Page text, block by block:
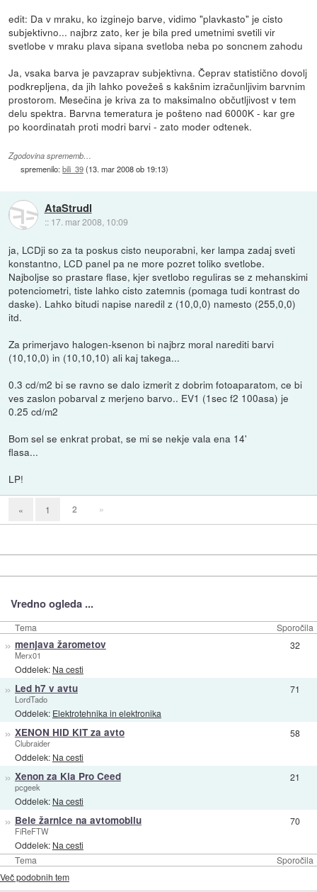
edit: Da v mraku, ko izginejo barve, vidimo "plavkasto" je cisto
subjektivno... najbrz zato, ker je bila pred umetnimi svetili vir
svetlobe v mraku plava sipana svetloba neba po soncnem zahodu
Ja, vsaka barva je pavzaprav subjektivna. Čeprav statistično dovolj
podkrepljena, da jih lahko povežeš s kakšnim izračunljivim barvnim
prostorom. Mesečina je kriva za to maksimalno občutljivost v tem
delu spektra. Barvna temeratura je pošteno nad 6000K - kar gre
po koordinatah proti modri barvi - zato moder odtenek.
Zgodovina sprememb…
spremenilo:bili_39(13. mar 2008 ob 19:13)
AtaStrudl
:: 17. mar 2008, 10:09
ja, LCDji so za ta poskus cisto neuporabni, ker lampa zadaj sveti
konstantno, LCD panel pa ne more pozret toliko svetlobe.
Najboljse so prastare flase, kjer svetlobo reguliras se z mehanskimi
potenciometri, tiste lahko cisto zatemnis (pomaga tudi kontrast do
daske). Lahko bitudi napise naredil z (10,0,0) namesto (255,0,0)
itd.
Za primerjavo halogen-ksenon bi najbrz moral narediti barvi
(10,10,0) in (10,10,10) ali kaj takega...
0.3 cd/m2 bi se ravno se dalo izmerit z dobrim fotoaparatom, ce bi
ves zaslon pobarval z merjeno barvo.. EV1 (1sec f2 100asa) je
0.25 cd/m2
Bom sel se enkrat probat, se mi se nekje vala ena 14'
flasa...
LP!
« 1 2 »
Vredno ogleda ...
Tema Sporočila
Tema Sporočila
» menjava žarometov
Merx01
Oddelek: Na cesti
32
» Led h7 v avtu
LordTado
Oddelek: Elektrotehnika in elektronika
71
» XENON HID KIT za avto
Clubraider
Oddelek: Na cesti
58
» Xenon za Kia Pro Ceed
pcgeek
Oddelek: Na cesti
21
» Bele žarnice na avtomobilu
FiReFTW
Oddelek: Na cesti
70
Več podobnih tem